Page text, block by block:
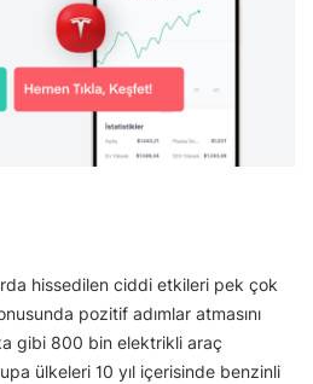
hissedilen ciddi etkileri pek çok
pozitif adımlar atmasını
gibi 800 bin elektrikli araç
ülkeleri 10 yıl içerisinde benzinli